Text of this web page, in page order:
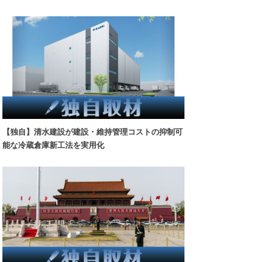
【独自】清水建設が建設・維持管理コストの抑制可
能な冷蔵倉庫新工法を実用化